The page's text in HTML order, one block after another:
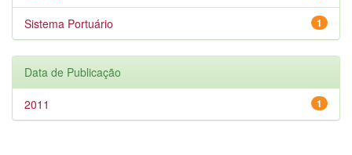
1
Sistema Portuário
Data de Publicação
1
2011